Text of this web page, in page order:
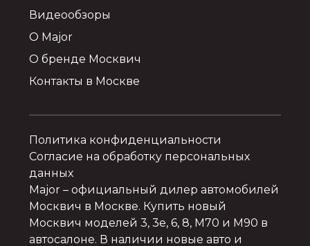
Видеообзоры
О Major
О бренде Москвич
Контакты в Москве
Политика конфиденциальности
Согласие на обработку персональных
данных
Major – официальный дилер автомобилей
Москвич в Москве. Купить новый
Москвич моделей 3, 3e, 6, 8, M70 и M90 в
автосалоне. В наличии новые авто и